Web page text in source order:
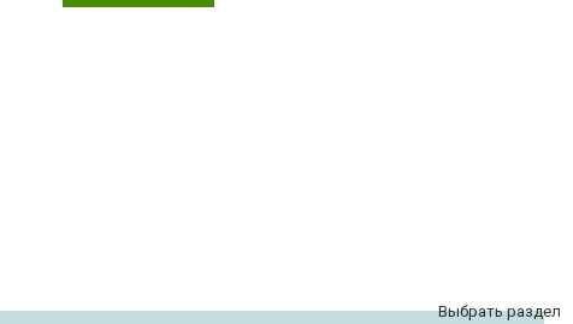
Выбрать раздел